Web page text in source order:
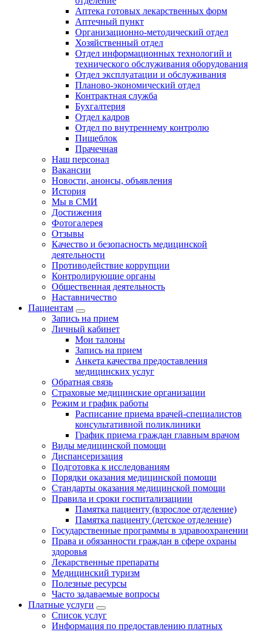
Аптека готовых лекарственных форм
Аптечный пункт
Организационно-методический отдел
Хозяйственный отдел
Отдел информационных технологий и
технического обслуживания оборудования
Отдел эксплуатации и обслуживания
Планово-экономический отдел
Контрактная служба
Бухгалтерия
Отдел кадров
Отдел по внутреннему контролю
Пищеблок
Прачечная
Наш персонал
Вакансии
Новости, анонсы, объявления
История
Мы в СМИ
Достижения
Фотогалерея
Отзывы
Качество и безопасность медицинской
деятельности
Противодействие коррупции
Контролирующие органы
Общественная деятельность
Наставничество
Пациентам
Запись на прием
Личный кабинет
Мои талоны
Запись на прием
Анкета качества предоставления
медицинских услуг
Обратная связь
Страховые медицинские организации
Режим и график работы
Расписание приема врачей-специалистов
консультативной поликлиники
График приема граждан главным врачом
Виды медицинской помощи
Диспансеризация
Подготовка к исследованиям
Порядки оказания медицинской помощи
Стандарты оказания медицинской помощи
Правила и сроки госпитализациии
Памятка пациенту (взрослое отделение)
Памятка пациенту (детское отделение)
Государственные программы в здравоохранении
Права и обязанности граждан в сфере охраны
здоровья
Лекарственные препараты
Медицинский туризм
Полезные ресурсы
Часто задаваемые вопросы
Платные услуги
Список услуг
Информация по предоставлению платных